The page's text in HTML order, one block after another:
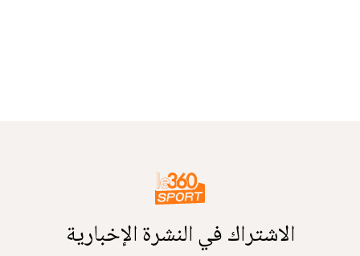
الاشتراك في النشرة الإخبارية